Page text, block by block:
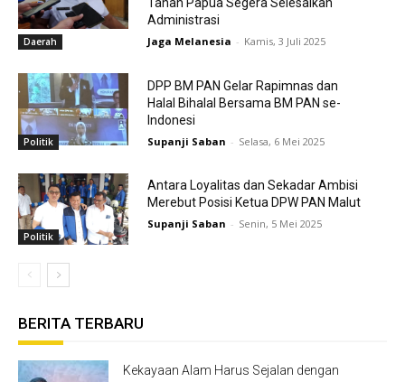
Daerah
Tanah Papua Segera Selesaikan
Administrasi
Jaga Melanesia - Kamis, 3 Juli 2025
Politik
DPP BM PAN Gelar Rapimnas dan
Halal Bihalal Bersama BM PAN se-
Indonesi
Supanji Saban - Selasa, 6 Mei 2025
Politik
Antara Loyalitas dan Sekadar Ambisi
Merebut Posisi Ketua DPW PAN Malut
Supanji Saban - Senin, 5 Mei 2025
BERITA TERBARU
Kekayaan Alam Harus Sejalan dengan